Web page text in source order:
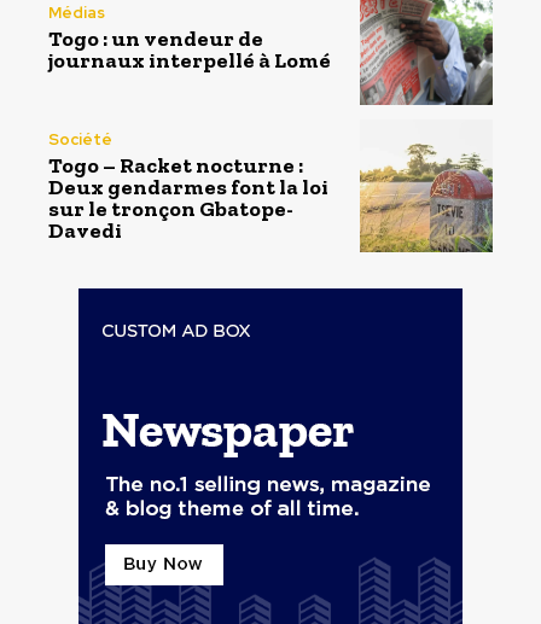
Médias
Togo : un vendeur de
journaux interpellé à Lomé
Société
Togo – Racket nocturne :
Deux gendarmes font la loi
sur le tronçon Gbatope-
Davedi